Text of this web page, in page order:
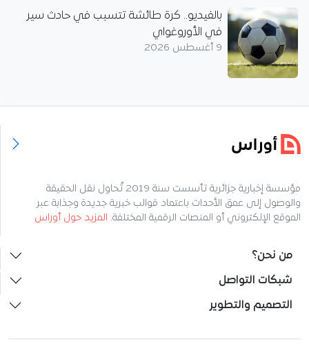
بالفيديو.. كرة طائشة تتسبب في حادث سير
في الأوروغواي
9 أغسطس 2026
مؤسسة إخبارية جزائرية تأسست سنة 2019 تُحاول نقل الحقيقة
والوصول إلى عمق الأحداث باعتماد قوالب خبرية جديدة وجذابة عبر
الموقع الإلكتروني أو المنصات الرقمية المختلفة. المزيد حول أوراس
من نحن؟
شبكات التواصل
التصميم والتطوير